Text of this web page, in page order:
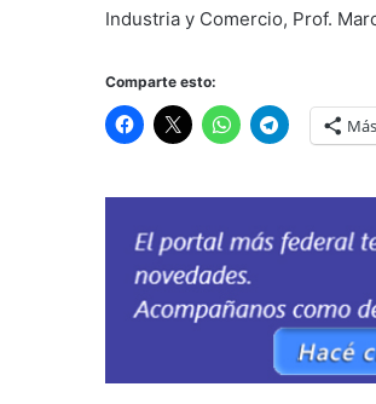
Industria y Comercio, Prof.
Comparte esto:
Más